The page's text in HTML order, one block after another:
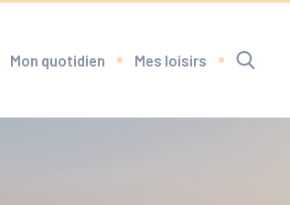
Mon quotidien Mes loisirs